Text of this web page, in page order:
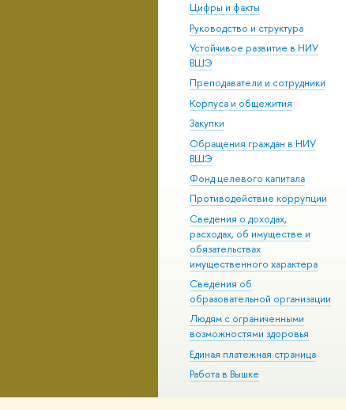
Цифры и факты
Руководство и структура
Устойчивое развитие в НИУ
ВШЭ
Преподаватели и сотрудники
Корпуса и общежития
Закупки
Обращения граждан в НИУ
ВШЭ
Фонд целевого капитала
Противодействие коррупции
Сведения о доходах,
расходах, об имуществе и
обязательствах
имущественного характера
Сведения об
образовательной организации
Людям с ограниченными
возможностями здоровья
Единая платежная страница
Работа в Вышке